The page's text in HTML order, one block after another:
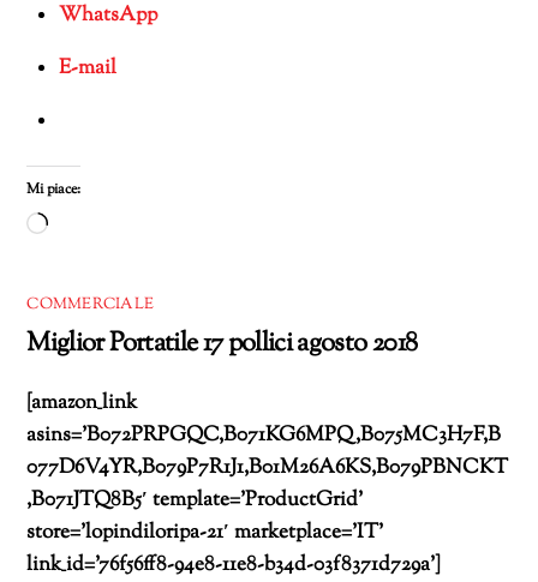
WhatsApp
E-mail
Mi piace:
Caricamento
corso…
COMMERCIALE
Miglior Portatile 17 pollici agosto 2018
[amazon_link
asins=’B072PRPGQC,B071KG6MPQ,B075MC3H7F,B
077D6V4YR,B079P7R1J1,B01M26A6KS,B079PBNCKT
,B071JTQ8B5′ template=’ProductGrid’
store=’lopindiloripa-21′ marketplace=’IT’
link_id=’76f56ff8-94e8-11e8-b34d-03f8371d729a’]